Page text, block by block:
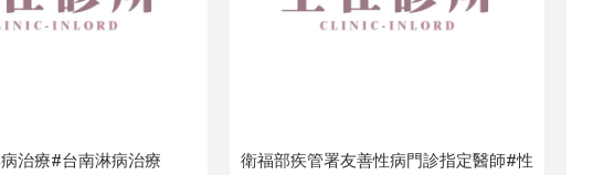
治療#台南淋病治療 衛福部疾管署友善性病門診指定醫師#性